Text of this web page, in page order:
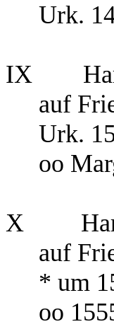
Urk.
IX
auf
Urk.
oo
X
auf
* um
oo